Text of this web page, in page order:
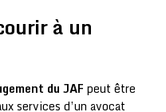
à un
du JAF peut être
services d’un avocat